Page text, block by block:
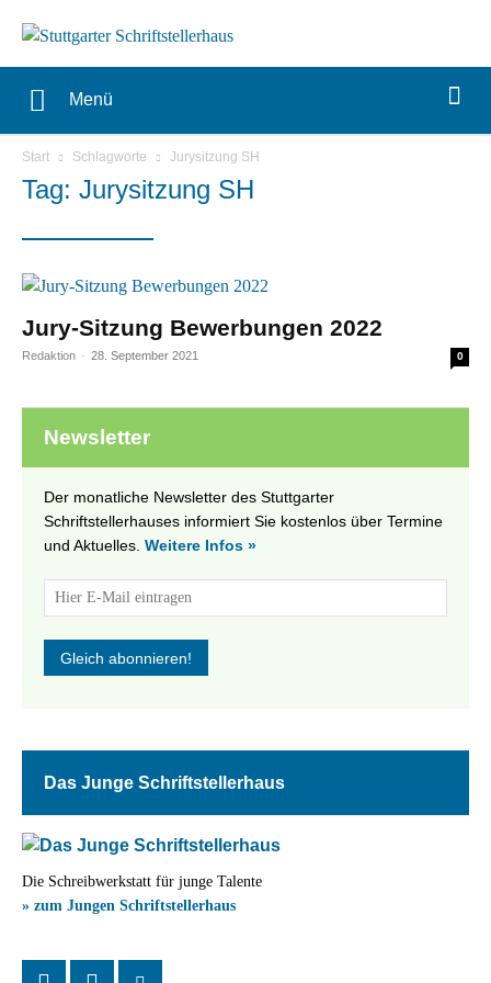
Menü
Start Schlagworte Jurysitzung SH
Tag: Jurysitzung SH
Jury-Sitzung Bewerbungen 2022
Redaktion - 28. September 2021 0
Newsletter
Der monatliche Newsletter des Stuttgarter
Schriftstellerhauses informiert Sie kostenlos über Termine
und Aktuelles. Weitere Infos »
Das Junge Schriftstellerhaus
Die Schreibwerkstatt für junge Talente
» zum Jungen Schriftstellerhaus